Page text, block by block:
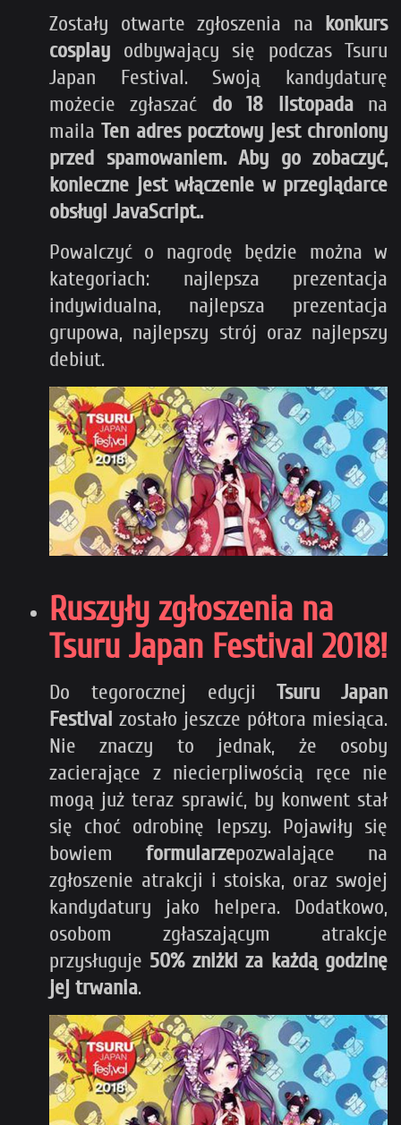
Zostały otwarte zgłoszenia na
konkurs
cosplay odbywający się podczas Tsuru
Japan Festival. Swoją kandydaturę
możecie zgłaszać do 18 listopada na
maila Ten adres pocztowy jest chroniony
przed spamowaniem. Aby go zobaczyć,
konieczne jest włączenie w przeglądarce
obsługi JavaScript..
Powalczyć o nagrodę będzie można w
kategoriach: najlepsza prezentacja
indywidualna, najlepsza prezentacja
grupowa, najlepszy strój oraz najlepszy
debiut.
Ruszyły zgłoszenia na
Tsuru Japan Festival 2018!
Do tegorocznej edycjiTsuru Japan
Festival zostało jeszcze półtora miesiąca.
Nie znaczy to jednak, że osoby
zacierające z niecierpliwością ręce nie
mogą już teraz sprawić, by konwent stał
się choć odrobinę lepszy. Pojawiły się
bowiem formularzepozwalające na
zgłoszenie atrakcji i stoiska, oraz swojej
kandydatury jako helpera. Dodatkowo,
osobom zgłaszającym atrakcje
przysługuje 50% zniżki za każdą godzinę
jej trwania.